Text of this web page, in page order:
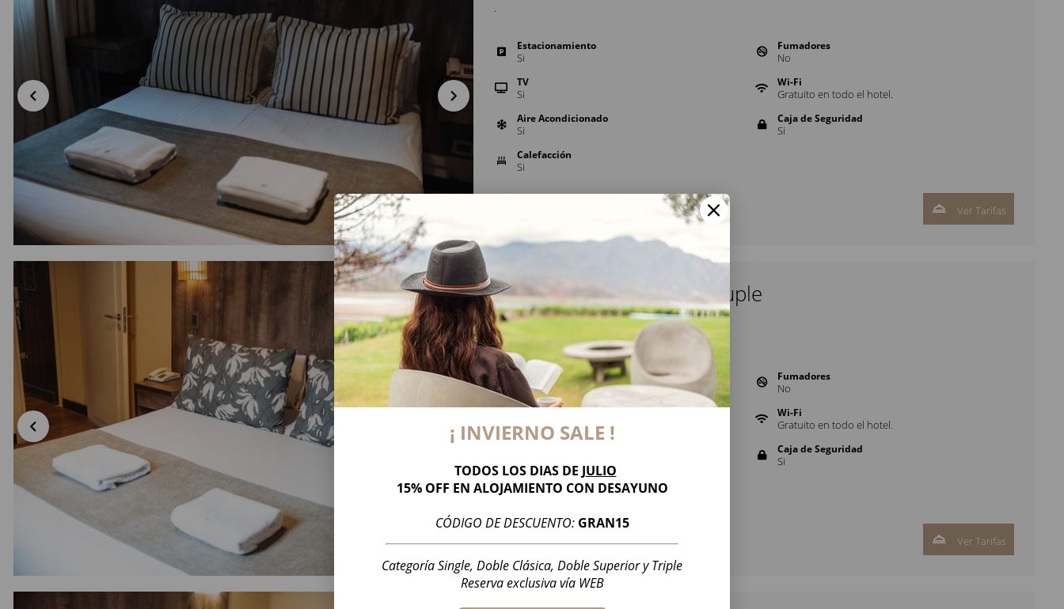
.
Estacionamiento
Si
Fumadores
No
TV
Si
Wi-Fi
Gratuito en todo el hotel.
Aire Acondicionado
Si
Caja de Seguridad
Si
Calefacción
Si
Ver Tarifas
Habitación Clásica Cuádruple
.
Estacionamiento Fumadores
No
Si
Wi-Fi
Gratuito en todo el hotel.
Caja de Seguridad
Si
Calefacción
Si
Ver Tarifas
¡ INVIERNO SALE !
TODOS LOS DIAS DE JULIO
15% OFF EN ALOJAMIENTO CON DESAYUNO
CÓDIGO DE DESCUENTO: GRAN15
Categoría Single, Doble Clásica, Doble Superior y Triple
Reserva exclusiva vía WEB